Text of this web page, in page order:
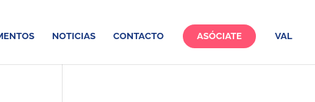
NOTICIAS CONTACTO ASÓCIATE VAL